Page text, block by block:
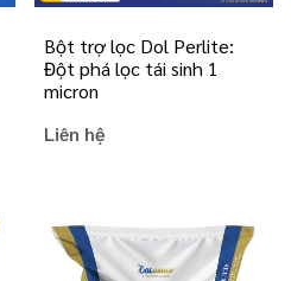
Bột trợ lọc Dol Perlite:
Đột phá lọc tái sinh 1
micron
Liên hệ